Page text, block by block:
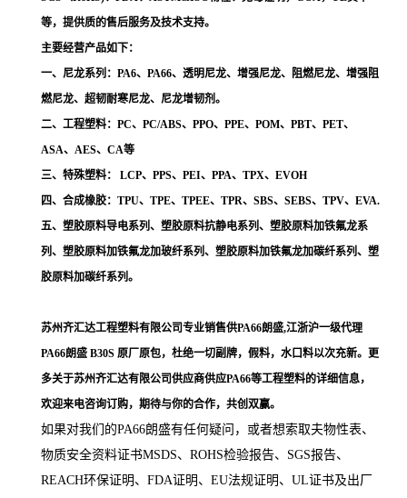
等，提供质的售后服务及技术支持。
主要经营产品如下：
一、尼龙系列：PA6、PA66、透明尼龙、增强尼龙、阻燃尼龙、增强阻
燃尼龙、超韧耐寒尼龙、尼龙增韧剂。
二、工程塑料：PC、PC/ABS、PPO、PPE、POM、PBT、PET、
ASA、AES、CA等
三、特殊塑料： LCP、PPS、PEI、PPA、TPX、EVOH
四、合成橡胶：TPU、TPE、TPEE、TPR、SBS、SEBS、TPV、EVA.
五、塑胶原料导电系列、塑胶原料抗静电系列、塑胶原料加铁氟龙系
列、塑胶原料加铁氟龙加玻纤系列、塑胶原料加铁氟龙加碳纤系列、塑
胶原料加碳纤系列。
苏州齐汇达工程塑料有限公司专业销售供PA66朗盛,江浙沪一级代理
PA66朗盛 B30S 原厂原包，杜绝一切副牌，假料，水口料以次充新。更
多关于苏州齐汇达有限公司供应商供应PA66等工程塑料的详细信息，
欢迎来电咨询订购，期待与你的合作，共创双赢。
如果对我们的PA66朗盛有任何疑问，或者想索取夫物性表、
物质安全资料证书MSDS、ROHS检验报告、SGS报告、
REACH环保证明、FDA证明、EU法规证明、UL证书及出厂